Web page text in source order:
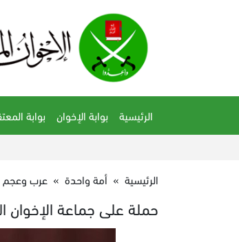
الرئيسية بوابة الإخوان بوابة
الرئيسية » أمة واحدة » عرب وعجم
حملة على جماعة الإخوان